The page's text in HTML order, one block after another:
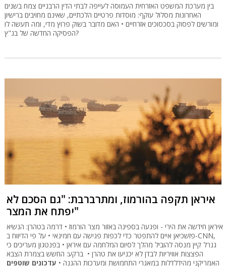
בין מערכת המשפט האזרחית העמוסה לעייפה לבתי הדין הרבניים צמח בשנים
האחרונות מסלול עוקף: מוסדות פרטיים הלכתיים, שאינם מחויבים ברישיון
ומורשים לפסוק בסכסוכים אזרחיים • האם מדובר בשוק פרוץ מדי, ומה תעשה לו
הפסיקה החדשה של בג"ץ?
איראן תקפה בהורמוז, ומתרברבת: "גם הסכם לא
יפתח את המצר"
איראן חידשה את הירי - ופגעה בספינה באזור מצר הורמוז • דרמה בטהרן: הנשיא
פזשכיאן איים להתפטר כדי לכפות פגישה עם חמינאי • על פי הדיווח ב-CNN,
גנרל קיין מנסה להוביל מהלך לסיום המלחמה עם איראן • בפנטגון מעריכים כי
הפצצות אוויריות לבדן לא יכניעו את טהרן • ברקע: החשש בצמרת הצבא
האמריקני מהידלדלות במאגרי התחמושת ומערכות ההגנה • עדכונים שוטפים